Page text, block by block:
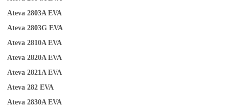
Ateva 2803A EVA
Ateva 2803G EVA
Ateva 2810A EVA
Ateva 2820A EVA
Ateva 2821A EVA
Ateva 282 EVA
Ateva 2830A EVA